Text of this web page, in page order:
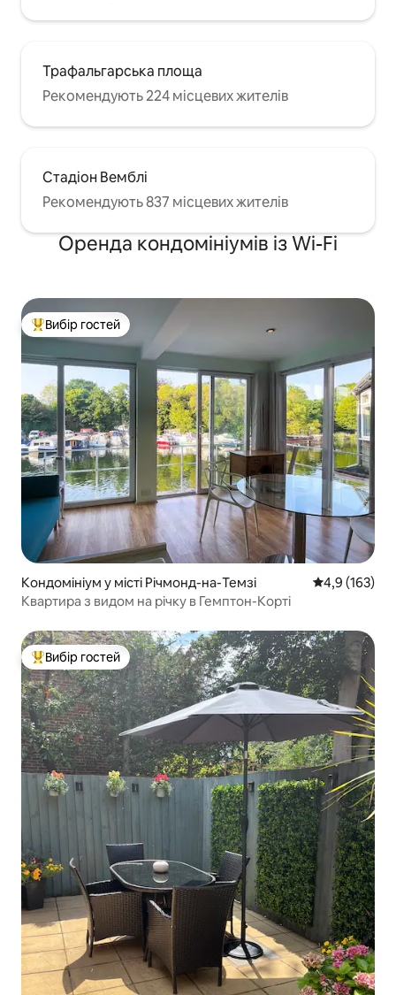
Трафальгарська площа
Рекомендують 224 місцевих жителів
Стадіон Вемблі
Рекомендують 837 місцевих жителів
Оренда кондомініумів із Wi-Fi
Топ вибір гостей
Вибір гостей
Кондомініум у місті Річмонд-на-Темзі Середня
4,9 (163)
Квартира з видом на річку в Гемптон-Корті
Топ вибір гостей
Вибір гостей